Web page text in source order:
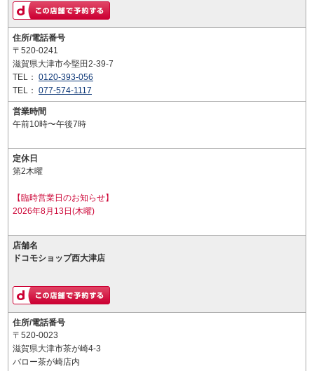
住所/電話番号
〒520-0241
滋賀県大津市今堅田2-39-7
TEL： 0120-393-056
TEL： 077-574-1117
営業時間
午前10時〜午後7時
定休日
第2木曜
【臨時営業日のお知らせ】
2026年8月13日(木曜)
店舗名
ドコモショップ西大津店
住所/電話番号
〒520-0023
滋賀県大津市茶が崎4-3
バロー茶が崎店内